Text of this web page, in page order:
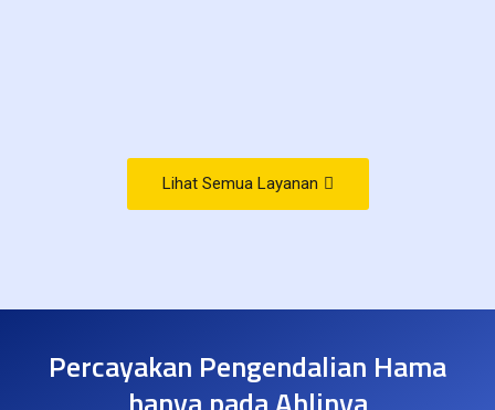
Lihat Semua Layanan
Percayakan Pengendalian Hama